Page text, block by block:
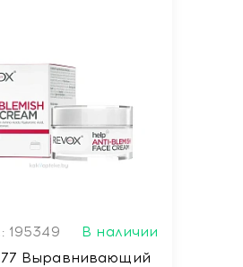
195349
В наличии
Выравнивающий